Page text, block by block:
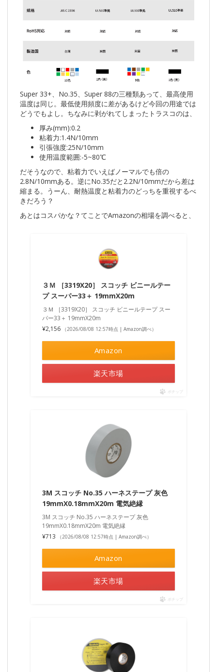
Super 33+、No.35、Super 88の三種類あって、最高使用
温度は同じ。最低使用頻度に差があるけど今回の用途では
どうでもよし。ちなみに剥がれてしまったトラスコのは、
厚み(mm):0.2
粘着力:1.4N/10mm
引張強度:25N/10mm
使用温度範囲:-5~80℃
だそうなので、粘着力でいえばノーマルでも倍の
2.8N/10mmある。逆にNo.35だと2.2N/10mmだから差は
縮まる。うーん、耐熱温度と粘着力のどっちを重視するべ
きだろう？
あとはコスパかな？てことでAmazonの相場を調べると、
３Ｍ ［3319X20］ スコッチ ビニールテー
プ スーパー33＋ 19mmX20m
３Ｍ ［3319X20］ スコッチ ビニールテープ スー
パー33＋ 19mmX20m
¥2,156
（2026/08/08 12:57時点 | Amazon調べ）
Amazon
楽天市場
ポチップ
3M スコッチ No.35 ハーネステープ 灰色
19mmX0.18mmX20m 電気絶縁
3M スコッチ No.35 ハーネステープ 灰色
19mmX0.18mmX20m 電気絶縁
¥713
（2026/08/08 12:57時点 | Amazon調べ）
Amazon
楽天市場
ポチップ